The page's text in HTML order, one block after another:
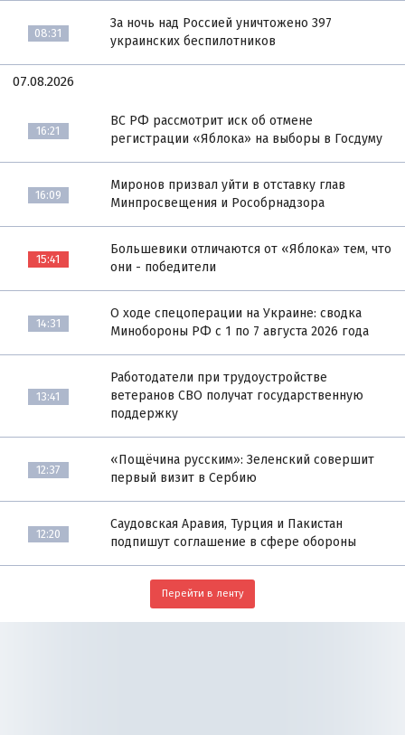
08:31
За ночь над Россией уничтожено 397
украинских беспилотников
07.08.2026
16:21
ВС РФ рассмотрит иск об отмене
регистрации «Яблока» на выборы в Госдуму
16:09
Миронов призвал уйти в отставку глав
Минпросвещения и Рособрнадзора
15:41
Большевики отличаются от «Яблока» тем, что
они - победители
14:31
О ходе спецоперации на Украине: сводка
Минобороны РФ с 1 по 7 августа 2026 года
13:41
Работодатели при трудоустройстве
ветеранов СВО получат государственную
поддержку
12:37
«Пощёчина русским»: Зеленский совершит
первый визит в Сербию
12:20
Саудовская Аравия, Турция и Пакистан
подпишут соглашение в сфере обороны
Перейти в ленту